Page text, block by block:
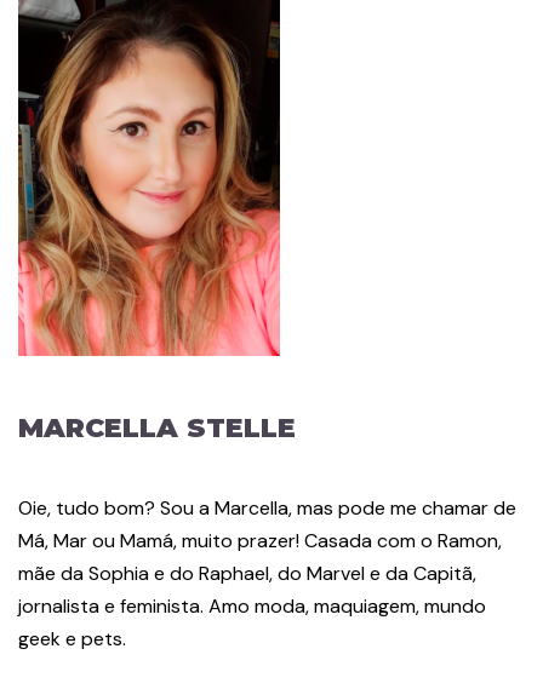
MARCELLA STELLE
Oie, tudo bom? Sou a Marcella, mas pode me chamar de
Má, Mar ou Mamá, muito prazer! Casada com o Ramon,
mãe da Sophia e do Raphael, do Marvel e da Capitã,
jornalista e feminista. Amo moda, maquiagem, mundo
geek e pets.